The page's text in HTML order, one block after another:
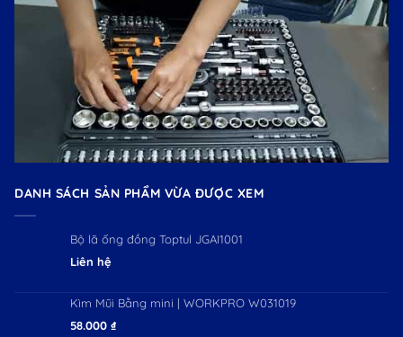
DANH SÁCH SẢN PHẨM VỪA ĐƯỢC XEM
Bộ lã ống đồng Toptul JGAI1001
Liên hệ
Kìm Mũi Bằng mini | WORKPRO W031019
58.000 ₫